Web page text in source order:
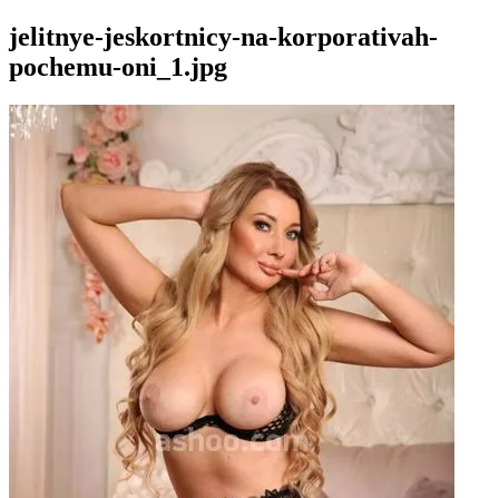
jelitnye-jeskortnicy-na-korporativah-
pochemu-oni_1.jpg